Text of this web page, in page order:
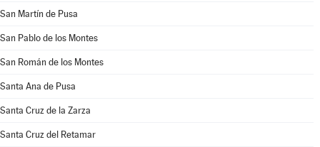
San Martín de Pusa
San Pablo de los Montes
San Román de los Montes
Santa Ana de Pusa
Santa Cruz de la Zarza
Santa Cruz del Retamar